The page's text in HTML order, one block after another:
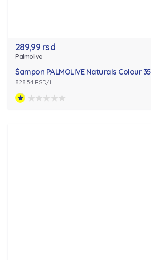
289,99 rsd
Palmolive
Šampon PALMOLIVE Naturals Colour
828.54 RSD/l